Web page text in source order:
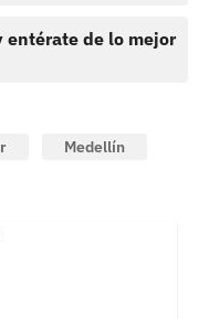
entérate de lo mejor
Medellín